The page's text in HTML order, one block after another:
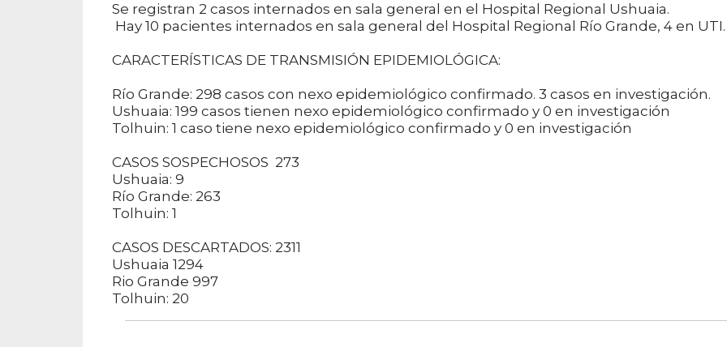
Se registran 2 casos internados en sala general en el Hospital Regional Ushuaia.
Hay 10 pacientes internados en sala general del Hospital Regional Río Grande, 4 en UTI.
CARACTERÍSTICAS DE TRANSMISIÓN EPIDEMIOLÓGICA:
Río Grande: 298 casos con nexo epidemiológico confirmado. 3 casos en investigación.
Ushuaia: 199 casos tienen nexo epidemiológico confirmado y 0 en investigación
Tolhuin: 1 caso tiene nexo epidemiológico confirmado y 0 en investigación
CASOS SOSPECHOSOS 273
Ushuaia: 9
Río Grande: 263
Tolhuin: 1
CASOS DESCARTADOS: 2311
Ushuaia 1294
Rio Grande 997
Tolhuin: 20